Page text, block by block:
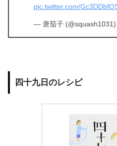
pic.twitter.com/
— 唐茄子 (@squash1031)
四十九日のレシピ